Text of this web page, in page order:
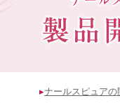
▸ナールスピュアの